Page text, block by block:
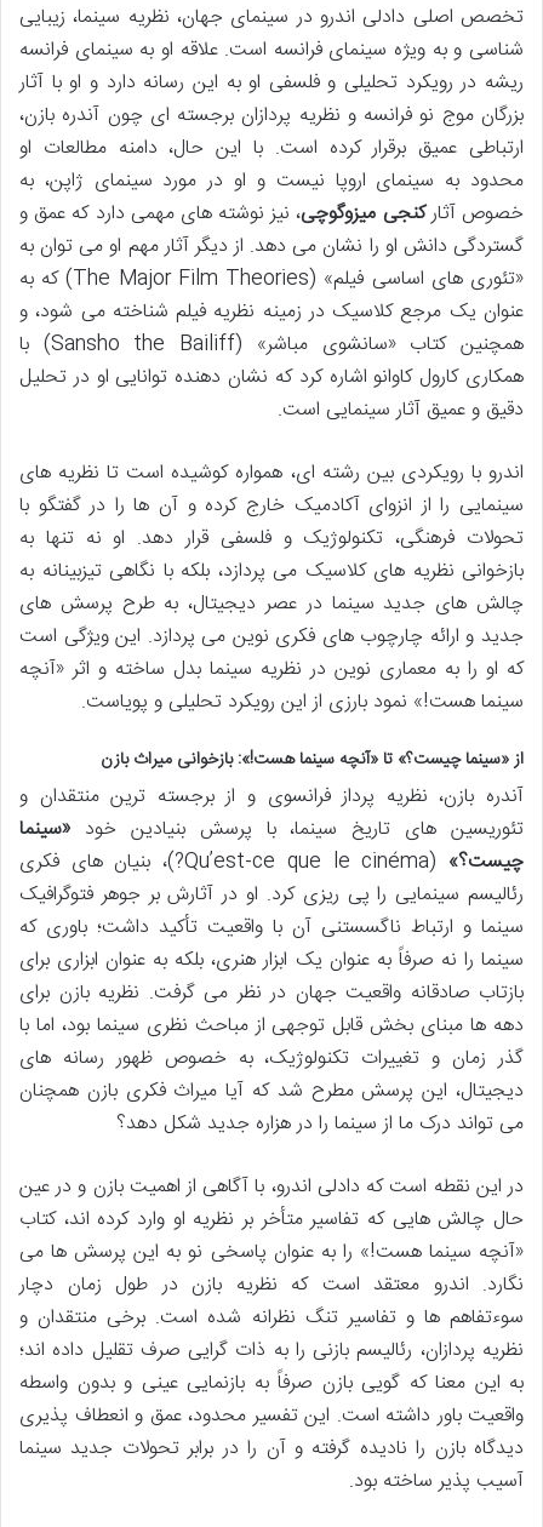
تخصص اصلی دادلی اندرو در سینمای جهان، نظریه سینما، زیبایی
شناسی و به ویژه سینمای فرانسه است. علاقه او به سینمای فرانسه
ریشه در رویکرد تحلیلی و فلسفی او به این رسانه دارد و او با آثار
بزرگان موج نو فرانسه و نظریه پردازان برجسته ای چون آندره بازن،
ارتباطی عمیق برقرار کرده است. با این حال، دامنه مطالعات او
محدود به سینمای اروپا نیست و او در مورد سینمای ژاپن، به
خصوص آثارکنجی میزوگوچی، نیز نوشته های مهمی دارد که عمق و
گستردگی دانش او را نشان می دهد. از دیگر آثار مهم او می توان به
«تئوری های اساسی فیلم» (The Major Film Theories) که به
عنوان یک مرجع کلاسیک در زمینه نظریه فیلم شناخته می شود، و
همچنین کتاب «سانشوی مباشر» (Sansho the Bailiff) با
همکاری کارول کاوانو اشاره کرد که نشان دهنده توانایی او در تحلیل
دقیق و عمیق آثار سینمایی است.
اندرو با رویکردی بین رشته ای، همواره کوشیده است تا نظریه های
سینمایی را از انزوای آکادمیک خارج کرده و آن ها را در گفتگو با
تحولات فرهنگی، تکنولوژیک و فلسفی قرار دهد. او نه تنها به
بازخوانی نظریه های کلاسیک می پردازد، بلکه با نگاهی تیزبینانه به
چالش های جدید سینما در عصر دیجیتال، به طرح پرسش های
جدید و ارائه چارچوب های فکری نوین می پردازد. این ویژگی است
که او را به معماری نوین در نظریه سینما بدل ساخته و اثر «آنچه
سینما هست!» نمود بارزی از این رویکرد تحلیلی و پویاست.
از «سینما چیست؟» تا «آنچه سینما هست!»: بازخوانی میراث بازن
آندره بازن، نظریه پرداز فرانسوی و از برجسته ترین منتقدان و
تئوریسین های تاریخ سینما، با پرسش بنیادین خود «سینما
چیست؟»
(Qu’est-ce que le cinéma?)، بنیان های فکری
رئالیسم سینمایی را پی ریزی کرد. او در آثارش بر جوهر فتوگرافیک
سینما و ارتباط ناگسستنی آن با واقعیت تأکید داشت؛ باوری که
سینما را نه صرفاً به عنوان یک ابزار هنری، بلکه به عنوان ابزاری برای
بازتاب صادقانه واقعیت جهان در نظر می گرفت. نظریه بازن برای
دهه ها مبنای بخش قابل توجهی از مباحث نظری سینما بود، اما با
گذر زمان و تغییرات تکنولوژیک، به خصوص ظهور رسانه های
دیجیتال، این پرسش مطرح شد که آیا میراث فکری بازن همچنان
می تواند درک ما از سینما را در هزاره جدید شکل دهد؟
در این نقطه است که دادلی اندرو، با آگاهی از اهمیت بازن و در عین
حال چالش هایی که تفاسیر متأخر بر نظریه او وارد کرده اند، کتاب
«آنچه سینما هست!» را به عنوان پاسخی نو به این پرسش ها می
نگارد. اندرو معتقد است که نظریه بازن در طول زمان دچار
سوءتفاهم ها و تفاسیر تنگ نظرانه شده است. برخی منتقدان و
نظریه پردازان، رئالیسم بازنی را به ذات گرایی صرف تقلیل داده اند؛
به این معنا که گویی بازن صرفاً به بازنمایی عینی و بدون واسطه
واقعیت باور داشته است. این تفسیر محدود، عمق و انعطاف پذیری
دیدگاه بازن را نادیده گرفته و آن را در برابر تحولات جدید سینما
آسیب پذیر ساخته بود.